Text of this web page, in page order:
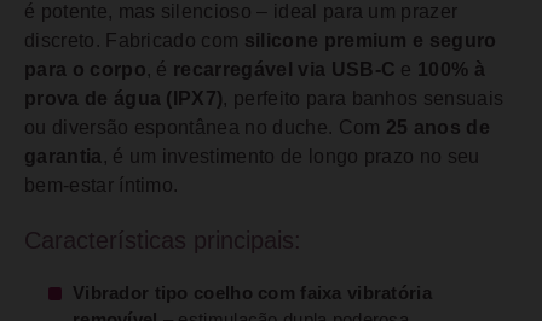
é potente, mas silencioso – ideal para um prazer
discreto. Fabricado com silicone premium e seguro
para o corpo, é recarregável via USB-C e 100% à
prova de água (IPX7), perfeito para banhos sensuais
ou diversão espontânea no duche. Com 25 anos de
garantia , é um investimento de longo prazo no seu
bem-estar íntimo.
Características principais:
Vibrador tipo coelho com faixa vibratória